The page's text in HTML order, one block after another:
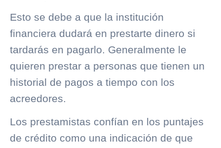
Esto se debe a que la institución
financiera dudará en prestarte dinero si
tardarás en pagarlo. Generalmente le
quieren prestar a personas que tienen un
historial de pagos a tiempo con los
acreedores.
Los prestamistas confían en los puntajes
de crédito como una indicación de que